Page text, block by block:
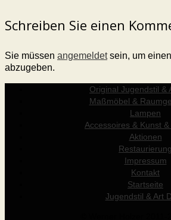
Schreiben Sie einen
Sie müssen angemeldetsein, um
abzugeben.
Original Jugendstil &
Maßmöbel &
Lampen
Accessoires & Kunst
Aktionen
Restaurierung
Impressum
Kontakt
Startseite
Jugendstil & Art